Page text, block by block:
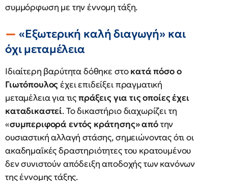
συμμόρφωση με την έννομη τάξη.
«Εξωτερική καλή διαγωγή» και
όχι μεταμέλεια
Ιδιαίτερη βαρύτητα δόθηκε στοκατά πόσο ο
Γιωτόπουλοςέχει επιδείξει πραγματική
μεταμέλεια για τιςπράξεις για τις οποίες έχει
καταδικαστεί. Το δικαστήριο διαχωρίζει τη
«συμπεριφορά εντός κράτησης» απότην
ουσιαστική αλλαγή στάσης, σημειώνοντας ότι οι
ακαδημαϊκές δραστηριότητες του κρατουμένου
δεν συνιστούν απόδειξη αποδοχής των κανόνων
της έννομης τάξης.